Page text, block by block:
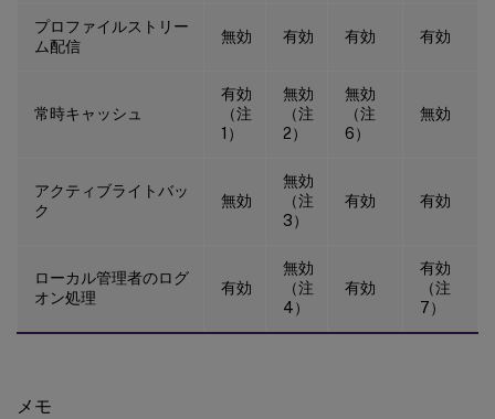
プロファイルストリー
ム配信
無効 有効 有効 有効
常時キャッシュ
有効
（注
1）
無効
（注
2）
無効
（注
6）
無効
アクティブライトバッ
ク
無効
無効
（注
3）
有効 有効
ローカル管理者のログ
オン処理
有効
無効
（注
4）
有効
有効
（注
7）
メモ